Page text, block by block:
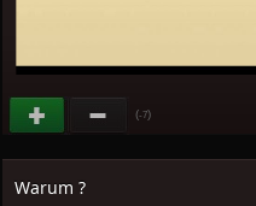
(-7)
Warum ?